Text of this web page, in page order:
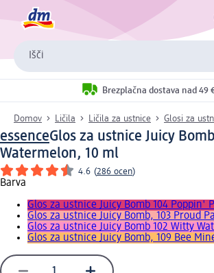
Išči
Brezplačna dostava nad 49
Domov Ličila Ličila za ustnice Glosi za
essenceGlos za ustnice Juicy
Watermelon, 10 ml
4.6 (286 ocen)
Barva
Glos za ustnice Juicy Bomb 104 Poppin'
Glos za ustnice Juicy Bomb, 103 Proud
Glos za ustnice Juicy Bomb 102 Witty
Glos za ustnice Juicy Bomb, 109 Bee